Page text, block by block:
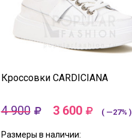
Кроссовки CARDICIANA
4 900 3 600 ( —27% )
Размеры в наличии: